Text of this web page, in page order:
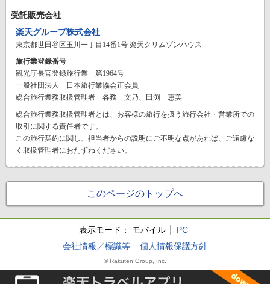
受託販売会社
楽天グループ株式会社
東京都世田谷区玉川一丁目14番1号 楽天クリムゾンハウス
旅行業登録番号
観光庁長官登録旅行業 第1964号
一般社団法人 日本旅行業協会正会員
総合旅行業務取扱管理者 各務 文乃、田渕 恵美
総合旅行業務取扱管理者とは、お客様の旅行を扱う旅行会社・営業所での
取引に関する責任者です。
この旅行契約に関し、担当者からの説明にご不明な点があれば、ご遠慮な
く取扱管理者におたずねください。
このページのトップへ
表示モード： モバイル
PC
会社情報／標識等
個人情報保護方針
© Rakuten Group, Inc.